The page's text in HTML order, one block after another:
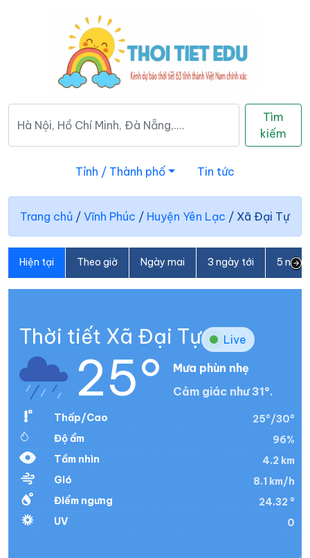
Tìm
kiếm
Tỉnh / Thành phố Tin tức
Trang chủ / Vĩnh Phúc / Huyện Yên Lạc / Xã Đại Tự
Hiện tại Theo giờ Ngày mai 3 ngày tới 5
Thời tiết Xã Đại Tự Live
25°
Mưa phùn nhẹ
Cảm giác như 31°.
Thấp/Cao
25°/30°
Độ ẩm
96%
Tầm nhìn
4.2 km
Gió
8.1 km/h
Điểm ngưng
24.32 °
UV
0